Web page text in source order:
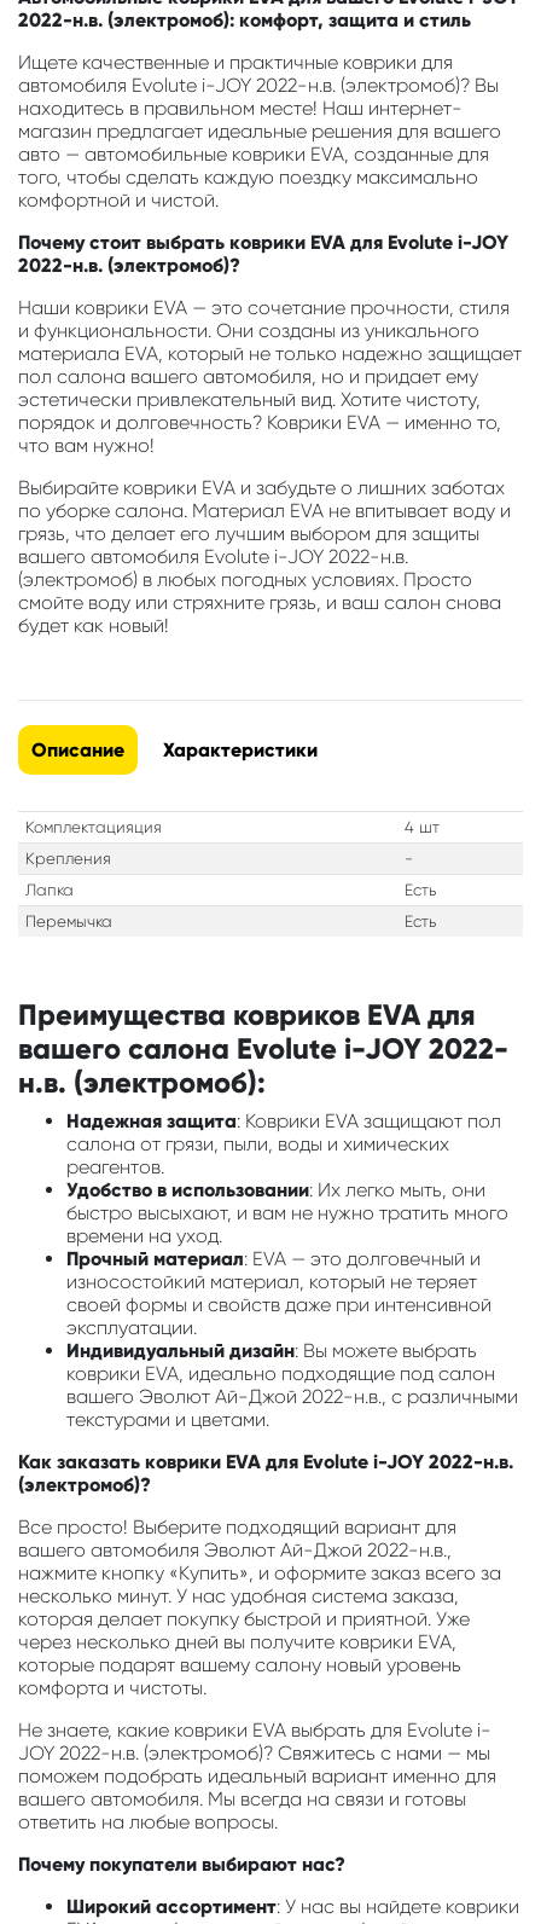
2022-н.в. (электромоб): комфорт, защита и стиль
Ищете качественные и практичные коврики для
автомобиля Evolute i-JOY 2022-н.в. (электромоб)? Вы
находитесь в правильном месте! Наш интернет-
магазин предлагает идеальные решения для вашего
авто — автомобильные коврики EVA, созданные для
того, чтобы сделать каждую поездку максимально
комфортной и чистой.
Почему стоит выбрать коврики EVA для Evolute i-JOY
2022-н.в. (электромоб)?
Наши коврики EVA — это сочетание прочности, стиля
и функциональности. Они созданы из уникального
материала EVA, который не только надежно защищает
пол салона вашего автомобиля, но и придает ему
эстетически привлекательный вид. Хотите чистоту,
порядок и долговечность? Коврики EVA — именно то,
что вам нужно!
Выбирайте коврики EVA и забудьте о лишних заботах
по уборке салона. Материал EVA не впитывает воду и
грязь, что делает его лучшим выбором для защиты
вашего автомобиля Evolute i-JOY 2022-н.в.
(электромоб) в любых погодных условиях. Просто
смойте воду или стряхните грязь, и ваш салон снова
будет как новый!
Описание Характеристики
Комплектацияция
4 шт
Крепления
-
Лапка
Есть
Перемычка
Есть
Преимущества ковриков EVA для
вашего салона Evolute i-JOY 2022-
н.в. (электромоб):
Надежная защита: Коврики EVA защищают пол
салона от грязи, пыли, воды и химических
реагентов.
Удобство в использовании: Их легко мыть, они
быстро высыхают, и вам не нужно тратить много
времени на уход.
Прочный материал: EVA — это долговечный и
износостойкий материал, который не теряет
своей формы и свойств даже при интенсивной
эксплуатации.
Индивидуальный дизайн: Вы можете выбрать
коврики EVA, идеально подходящие под салон
вашего Эволют Ай-Джой 2022-н.в., с различными
текстурами и цветами.
Как заказать коврики EVA для Evolute i-JOY 2022-н.в.
(электромоб)?
Все просто! Выберите подходящий вариант для
вашего автомобиля Эволют Ай-Джой 2022-н.в.,
нажмите кнопку «Купить», и оформите заказ всего за
несколько минут. У нас удобная система заказа,
которая делает покупку быстрой и приятной. Уже
через несколько дней вы получите коврики EVA,
которые подарят вашему салону новый уровень
комфорта и чистоты.
Не знаете, какие коврики EVA выбрать для Evolute i-
JOY 2022-н.в. (электромоб)? Свяжитесь с нами — мы
поможем подобрать идеальный вариант именно для
вашего автомобиля. Мы всегда на связи и готовы
ответить на любые вопросы.
Почему покупатели выбирают нас?
Широкий ассортимент: У нас вы найдете коврики